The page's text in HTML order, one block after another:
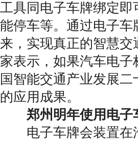
工具同电子车牌绑定
能停车等。通过电子
来，实现真正的智慧
家表示，如果汽车电
国智能交通产业发展
的应用成果。
郑州明年使用电子
电子车牌会装置在